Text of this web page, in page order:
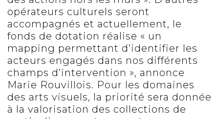
opérateurs culturels seront
accompagnés et actuellement, le
fonds de dotation réalise « un
mapping permettant d’identifier les
acteurs engagés dans nos différents
champs d’intervention », annonce
Marie Rouvillois. Pour les domaines
des arts visuels, la priorité sera donnée
à la valorisation des collections de